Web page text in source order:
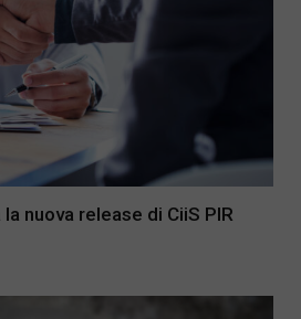
nuova release di CiiS PIR